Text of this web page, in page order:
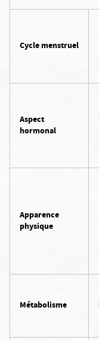
Cycle menstruel
Aspect
hormonal
Apparence
physique
Métabolisme